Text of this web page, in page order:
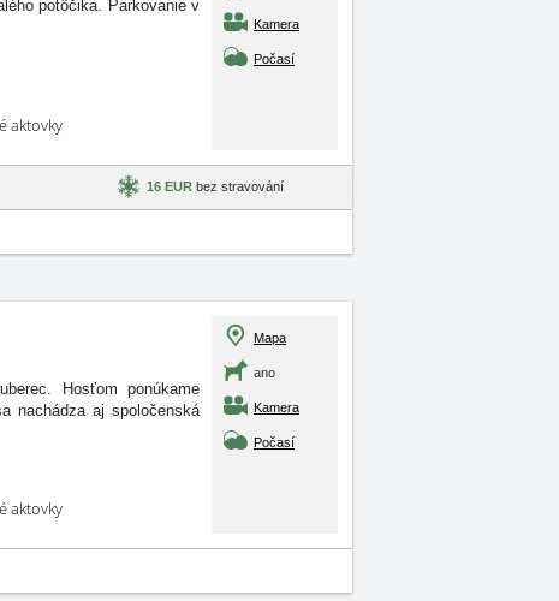
potôčika. Parkovanie v
aktovky
Kamera
Počasí
16 EUR bez stravování
Hosťom ponúkame
nachádza aj spoločenská
aktovky
Mapa
ano
Kamera
Počasí